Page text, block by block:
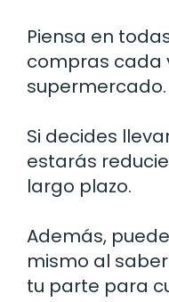
Piensa en
compras cada
supermercado.
Si decides
estarás
largo plazo.
Además,
mismo al
tu parte para